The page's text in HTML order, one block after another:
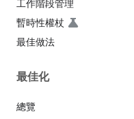
工作階段管理
暫時性權杖
最佳做法
最佳化
總覽